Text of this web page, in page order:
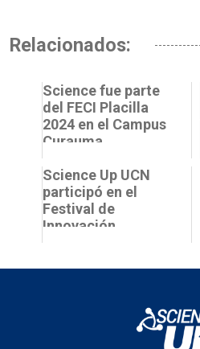
Relacionados:
Science fue parte
del FECI Placilla
2024 en el Campus
Curauma
Science Up UCN
participó en el
Festival de
Innovación,